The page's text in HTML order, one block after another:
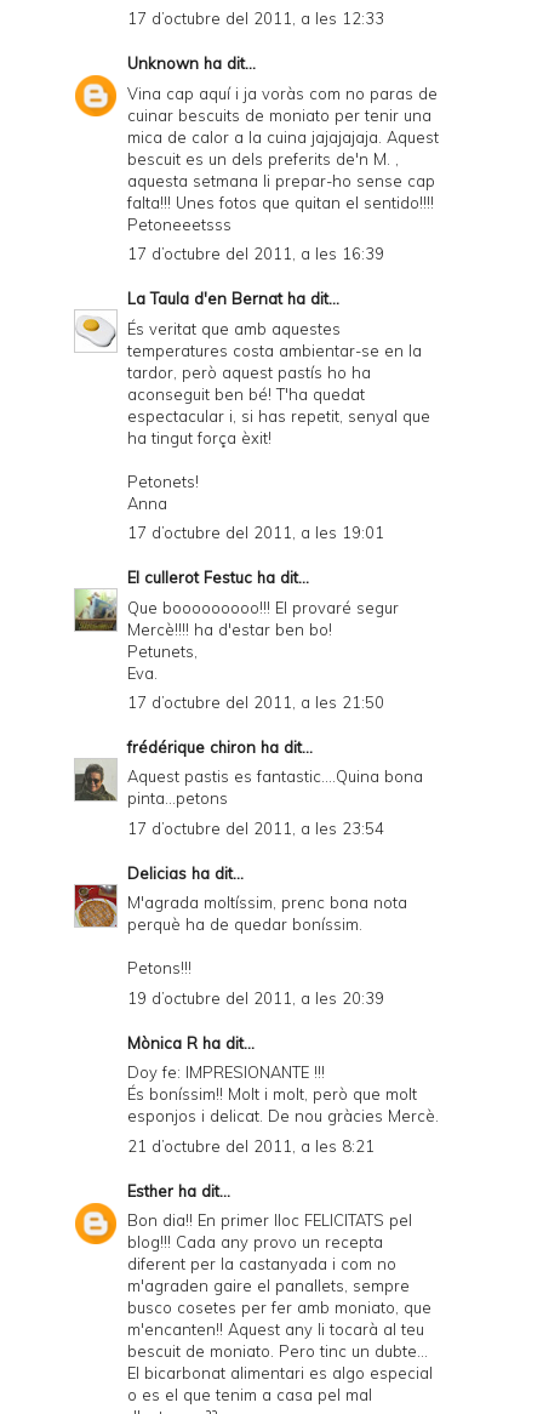
17 d’octubre del 2011, a les 12:33
Unknown ha dit...
Vina cap aquí i ja voràs com no paras de
cuinar bescuits de moniato per tenir una
mica de calor a la cuina jajajajaja. Aquest
bescuit es un dels preferits de'n M. ,
aquesta setmana li prepar-ho sense cap
falta!!! Unes fotos que quitan el sentido!!!!
Petoneeetsss
17 d’octubre del 2011, a les 16:39
La Taula d'en Bernatha dit...
És veritat que amb aquestes
temperatures costa ambientar-se en la
tardor, però aquest pastís ho ha
aconseguit ben bé! T'ha quedat
espectacular i, si has repetit, senyal que
ha tingut força èxit!
Petonets!
Anna
17 d’octubre del 2011, a les 19:01
El cullerot Festuc ha dit...
Que booooooooo!!! El provaré segur
Mercè!!!! ha d'estar ben bo!
Petunets,
Eva.
17 d’octubre del 2011, a les 21:50
frédérique chiron ha dit...
Aquest pastis es fantastic....Quina bona
pinta...petons
17 d’octubre del 2011, a les 23:54
Delicias ha dit...
M'agrada moltíssim, prenc bona nota
perquè ha de quedar boníssim.
Petons!!!
19 d’octubre del 2011, a les 20:39
Mònica R ha dit...
Doy fe: IMPRESIONANTE !!!
És boníssim!! Molt i molt, però que molt
esponjos i delicat. De nou gràcies Mercè.
21 d’octubre del 2011, a les 8:21
Esther ha dit...
Bon dia!! En primer lloc FELICITATS pel
blog!!! Cada any provo un recepta
diferent per la castanyada i com no
m'agraden gaire el panallets, sempre
busco cosetes per fer amb moniato, que
m'encanten!! Aquest any li tocarà al teu
bescuit de moniato. Pero tinc un dubte...
El bicarbonat alimentari es algo especial
o es el que tenim a casa pel mal